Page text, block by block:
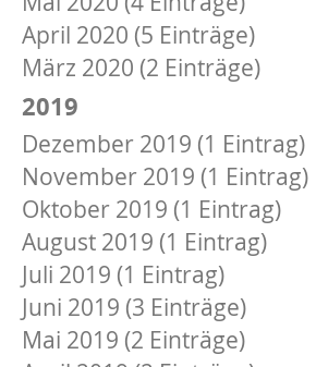
April 2020 (5 Einträge)
März 2020 (2 Einträge)
2019
Dezember 2019 (1 Eintrag)
November 2019 (1 Eintrag)
Oktober 2019 (1 Eintrag)
August 2019 (1 Eintrag)
Juli 2019 (1 Eintrag)
Juni 2019 (3 Einträge)
Mai 2019 (2 Einträge)